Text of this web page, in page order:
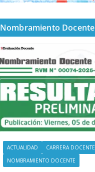
Nombramiento Docente
ACTUALIDAD
CARRERA DOCENTE
NOMBRAMIENTO DOCENTE